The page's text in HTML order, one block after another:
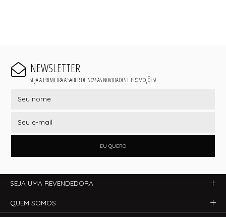
NEWSLETTER
SEJA A PRIMEIRA A SABER DE NOSSAS NOVIDADES E PROMOÇÕES!
EU QUERO
SEJA UMA REVENDEDORA
QUEM SOMOS